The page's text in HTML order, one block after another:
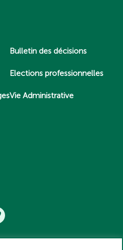
Bulletin des décisions
Elections professionnelles
Vie Administrative